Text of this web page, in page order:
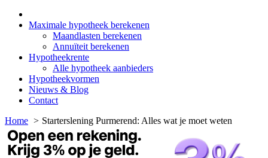
Maximale hypotheek berekenen
Maandlasten berekenen
Annuïteit berekenen
Hypotheekrente
Alle hypotheek aanbieders
Hypotheekvormen
Nieuws & Blog
Contact
Home
Starterslening Purmerend: Alles wat je moet weten